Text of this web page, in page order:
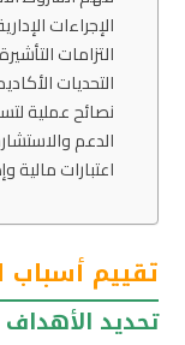
الإجراءات
التزامات
التحديات
نصائح عملية
الدعم
اعتبارات مالية
تقييم أسباب
تحديد الأهداف